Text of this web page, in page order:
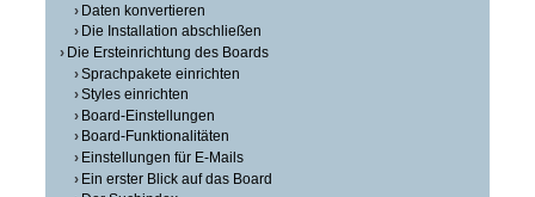
Daten konvertieren
Die Installation abschließen
Die Ersteinrichtung des Boards
Sprachpakete einrichten
Styles einrichten
Board-Einstellungen
Board-Funktionalitäten
Einstellungen für E-Mails
Ein erster Blick auf das Board